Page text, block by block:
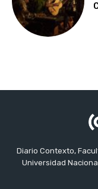
Diario Contexto,
Universidad